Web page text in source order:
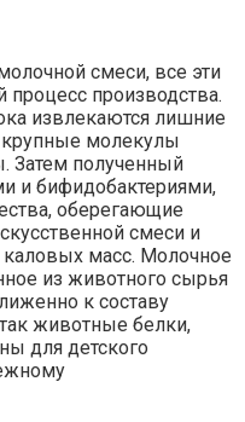
смеси, все эти
производства.
извлекаются лишние
молекулы
Затем полученный
и бифидобактериями,
оберегающие
смеси и
масс. Молочное
из животного сырья
к составу
животные белки,
для детского